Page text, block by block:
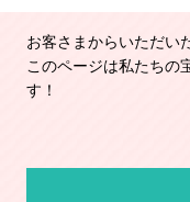
お客さまからいただい
このページは私たちの
す！